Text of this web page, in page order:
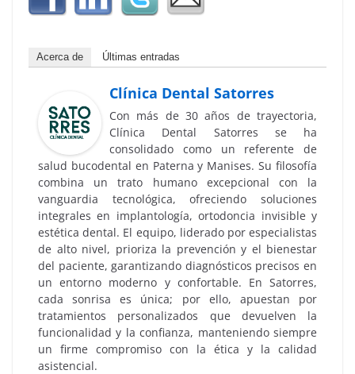
Acerca de Últimas entradas
Clínica Dental Satorres
Con más de 30 años de trayectoria,
Clínica Dental Satorres se ha
consolidado como un referente de
salud bucodental en Paterna y Manises. Su filosofía
combina un trato humano excepcional con la
vanguardia tecnológica, ofreciendo soluciones
integrales en implantología, ortodoncia invisible y
estética dental. El equipo, liderado por especialistas
de alto nivel, prioriza la prevención y el bienestar
del paciente, garantizando diagnósticos precisos en
un entorno moderno y confortable. En Satorres,
cada sonrisa es única; por ello, apuestan por
tratamientos personalizados que devuelven la
funcionalidad y la confianza, manteniendo siempre
un firme compromiso con la ética y la calidad
asistencial.